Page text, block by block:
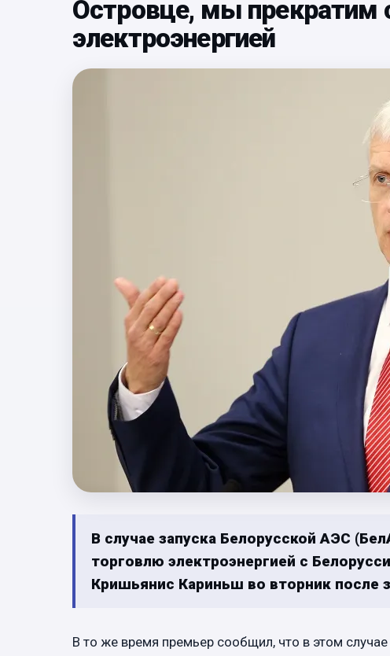
Оcтровце, мы прекратим
электроэнергией
В случае запуска Белорусской АЭС
торговлю электроэнергией с
Кришьянис Кариньш во вторник после
В то же время премьер сообщил, что в этом